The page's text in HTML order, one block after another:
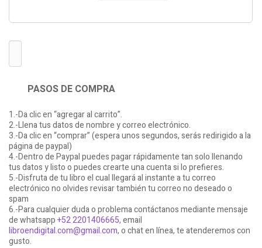
PASOS DE COMPRA
1.-Da clic en “agregar al carrito”.
2.-Llena tus datos de nombre y correo electrónico.
3.-Da clic en “comprar” (espera unos segundos, serás redirigido a la
página de paypal)
4.-Dentro de Paypal puedes pagar rápidamente tan solo llenando
tus datos y listo o puedes crearte una cuenta si lo prefieres.
5.-Disfruta de tu libro el cual llegará al instante a tu correo
electrónico no olvides revisar también tu correo no deseado o
spam
6.-Para cualquier duda o problema contáctanos mediante mensaje
de whatsapp+52 2201406665, email
libroendigital.com@gmail.com, o chat en línea, te atenderemos con
gusto.